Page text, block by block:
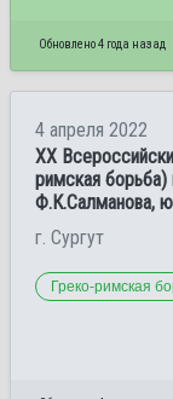
Обновлено 4 года назад
4 апреля 2022
XX
римская борьба)
Ф.К.Салманова,
г. Сургут
Греко-римская